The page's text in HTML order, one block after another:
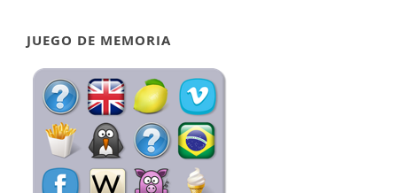
JUEGO DE MEMORIA